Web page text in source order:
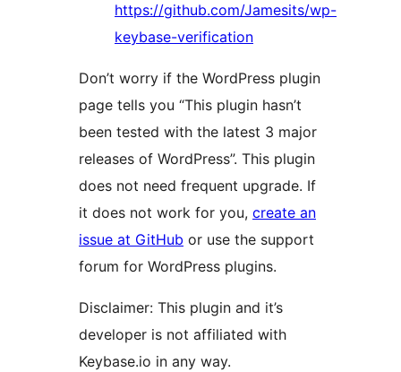
https://github.com/Jamesits/wp-
keybase-verification
Don’t worry if the WordPress plugin
page tells you “This plugin hasn’t
been tested with the latest 3 major
releases of WordPress”. This plugin
does not need frequent upgrade. If
it does not work for you, create an
issue at GitHub or use the support
forum for WordPress plugins.
Disclaimer: This plugin and it’s
developer is not affiliated with
Keybase.io in any way.